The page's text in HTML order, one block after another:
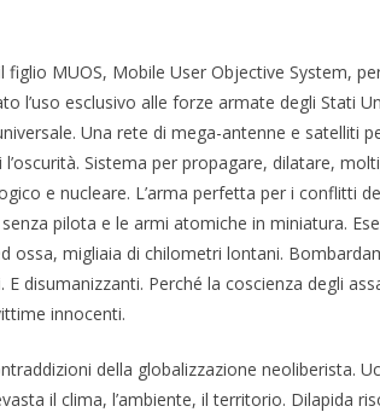
MUOS, Mobile User Objective System,
l’uso esclusivo alle forze armate degli Stati
Una rete di mega-anten­ne e satelliti
l’oscurità. Sistema per propagare, dilata­re,
e nu­cleare. L’arma perfetta per i conflitti
pilota e le armi atomiche in minia­tura.
ossa, migliaia di chilometri lontani.
di­sumanizzanti. Perché la coscienza degli
inno­centi.
della globalizzazione neoliberista.
il clima, l’ambiente, il ter­ritorio. Dilapida